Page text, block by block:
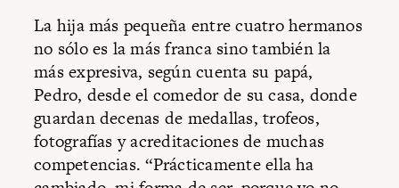
La hija más pequeña entre cuatro hermanos
no sólo es la más franca sino también la
más expresiva, según cuenta su papá,
Pedro, desde el comedor de su casa, donde
guardan decenas de medallas, trofeos,
fotografías y acreditaciones de muchas
competencias. “Prácticamente ella ha